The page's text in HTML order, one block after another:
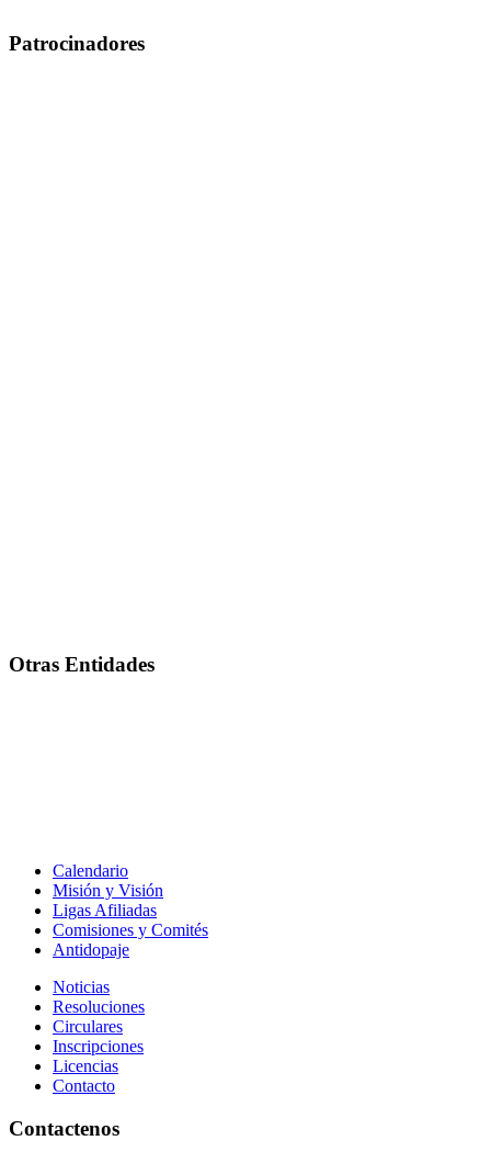
Patrocinadores
Otras Entidades
Calendario
Misión y Visión
Ligas Afiliadas
Comisiones y Comités
Antidopaje
Noticias
Resoluciones
Circulares
Inscripciones
Licencias
Contacto
Contactenos